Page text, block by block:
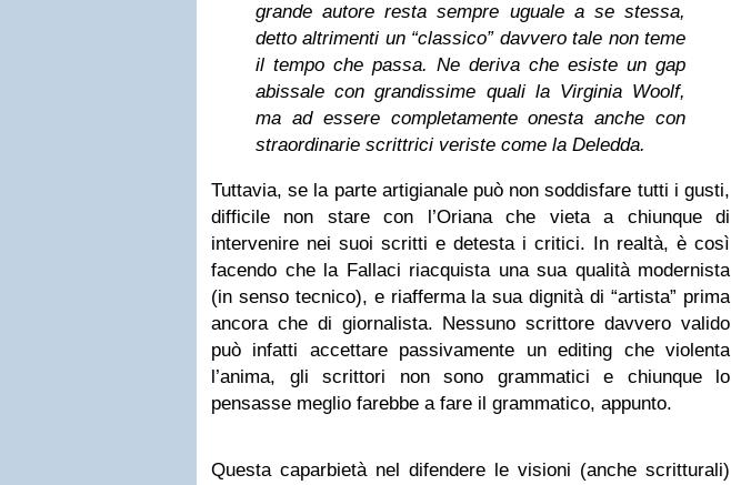
grande autore resta sempre uguale a se stessa,
detto altrimenti un “classico” davvero tale non teme
il tempo che passa. Ne deriva che esiste un gap
abissale con grandissime quali la Virginia Woolf,
ma ad essere completamente onesta anche con
straordinarie scrittrici veriste come la Deledda.
Tuttavia, se la parte artigianale può non soddisfare tutti i gusti,
difficile non stare con l’Oriana che vieta a chiunque di
intervenire nei suoi scritti e detesta i critici. In realtà, è così
facendo che la Fallaci riacquista una sua qualità modernista
(in senso tecnico), e riafferma la sua dignità di “artista” prima
ancora che di giornalista. Nessuno scrittore davvero valido
può infatti accettare passivamente un editing che violenta
l’anima, gli scrittori non sono grammatici e chiunque lo
pensasse meglio farebbe a fare il grammatico, appunto.
Questa caparbietà nel difendere le visioni (anche scritturali)